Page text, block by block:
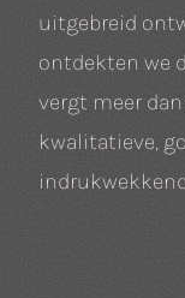
uitgebreid
ontdekten we
vergt meer
kwalitatieve,